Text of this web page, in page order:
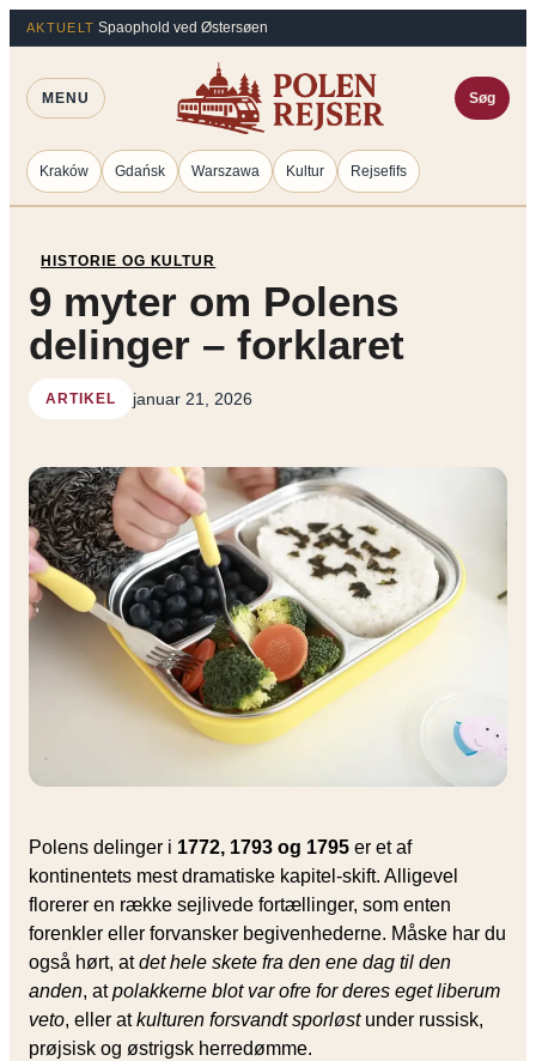
Spring
til
indhold
AKTUELT Spaophold ved Østersøen
MENU Søg
Kraków Gdańsk Warszawa Kultur Rejsefifs
HISTORIE OG KULTUR
9 myter om Polens
delinger – forklaret
ARTIKEL januar 21, 2026
Polens delinger i 1772, 1793 og 1795 er et af
kontinentets mest dramatiske kapitel-skift. Alligevel
florerer en række sejlivede fortællinger, som enten
forenkler eller forvansker begivenhederne. Måske har du
også hørt, atdet hele skete fra den ene dag til den
anden, atpolakkerne blot var ofre for deres eget liberum
veto, eller atkulturen forsvandt sporløstunder russisk,
prøjsisk og østrigsk herredømme.